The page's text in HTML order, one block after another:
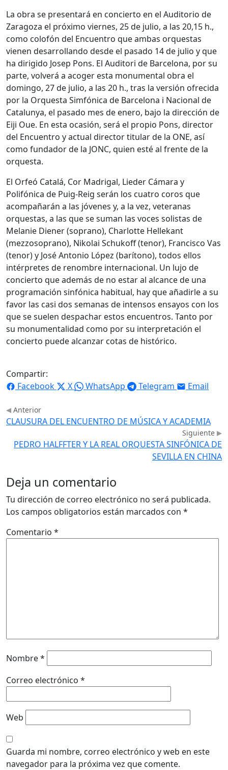
La obra se presentará en concierto en el Auditorio de
Zaragoza el próximo viernes, 25 de julio, a las 20,15 h.,
como colofón del Encuentro que ambas orquestas
vienen desarrollando desde el pasado 14 de julio y que
ha dirigido Josep Pons. El Auditori de Barcelona, por su
parte, volverá a acoger esta monumental obra el
domingo, 27 de julio, a las 20 h., tras la versión ofrecida
por la Orquesta Simfónica de Barcelona i Nacional de
Catalunya, el pasado mes de enero, bajo la dirección de
Eiji Oue. En esta ocasión, será el propio Pons, director
del Encuentro y actual director titular de la ONE, así
como fundador de la JONC, quien esté al frente de la
orquesta.
El Orfeó Catalá, Cor Madrigal, Lieder Cámara y
Polifónica de Puig-Reig serán los cuatro coros que
acompañarán a las jóvenes y, a la vez, veteranas
orquestas, a las que se suman las voces solistas de
Melanie Diener (soprano), Charlotte Hellekant
(mezzosoprano), Nikolai Schukoff (tenor), Francisco Vas
(tenor) y José Antonio López (barítono), todos ellos
intérpretes de renombre internacional. Un lujo de
concierto que además de no estar al alcance de una
programación sinfónica habitual, hay que añadirle a su
favor las casi dos semanas de intensos ensayos con los
que se suelen despachar estos encuentros. Tanto por
su monumentalidad como por su interpretación el
concierto puede alcanzar cotas de histórico.
Compartir:
Facebook
X WhatsApp Telegram Email
Anterior
CLAUSURA DEL ENCUENTRO DE MÚSICA Y ACADEMIA
Siguiente
PEDRO HALFFTER Y LA REAL ORQUESTA SINFÓNICA DE
SEVILLA EN CHINA
Deja un comentario
Tu dirección de correo electrónico no será publicada.
Los campos obligatorios están marcados con *
Comentario *
Nombre*
Correo electrónico *
Web
Guarda mi nombre, correo electrónico y web en este
navegador para la próxima vez que comente.